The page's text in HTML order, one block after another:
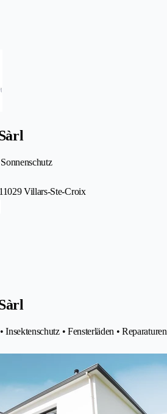
1029 Villars-Ste-Croix
Insektenschutz • Fensterläden • Reparaturen